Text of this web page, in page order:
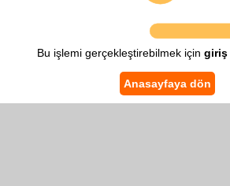
Bu işlemi gerçekleştirebilmek için giriş
Anasayfaya dön